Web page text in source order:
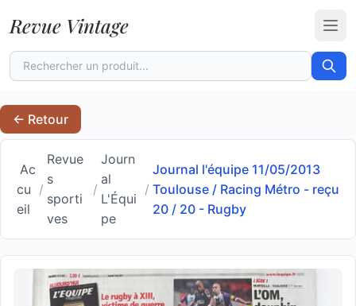
Revue Vintage
← Retour
Ac
cu
eil
/
Revue
s
sporti
ves
/
Journ
al
L'Équi
pe
/
Journal l'équipe 11/05/2013
Toulouse / Racing Métro - reçu
20 / 20 - Rugby